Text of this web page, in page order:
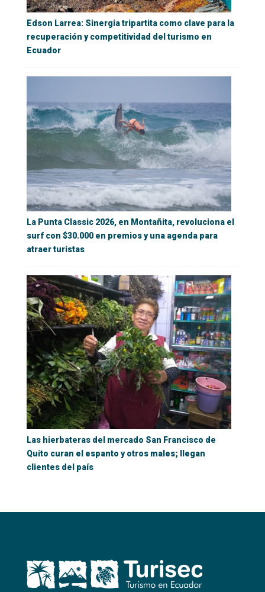
Edson Larrea: Sinergia tripartita como clave para la
recuperación y competitividad del turismo en
Ecuador
La Punta Classic 2026, en Montañita, revoluciona el
surf con $30.000 en premios y una agenda para
atraer turistas
Las hierbateras del mercado San Francisco de
Quito curan el espanto y otros males; llegan
clientes del país